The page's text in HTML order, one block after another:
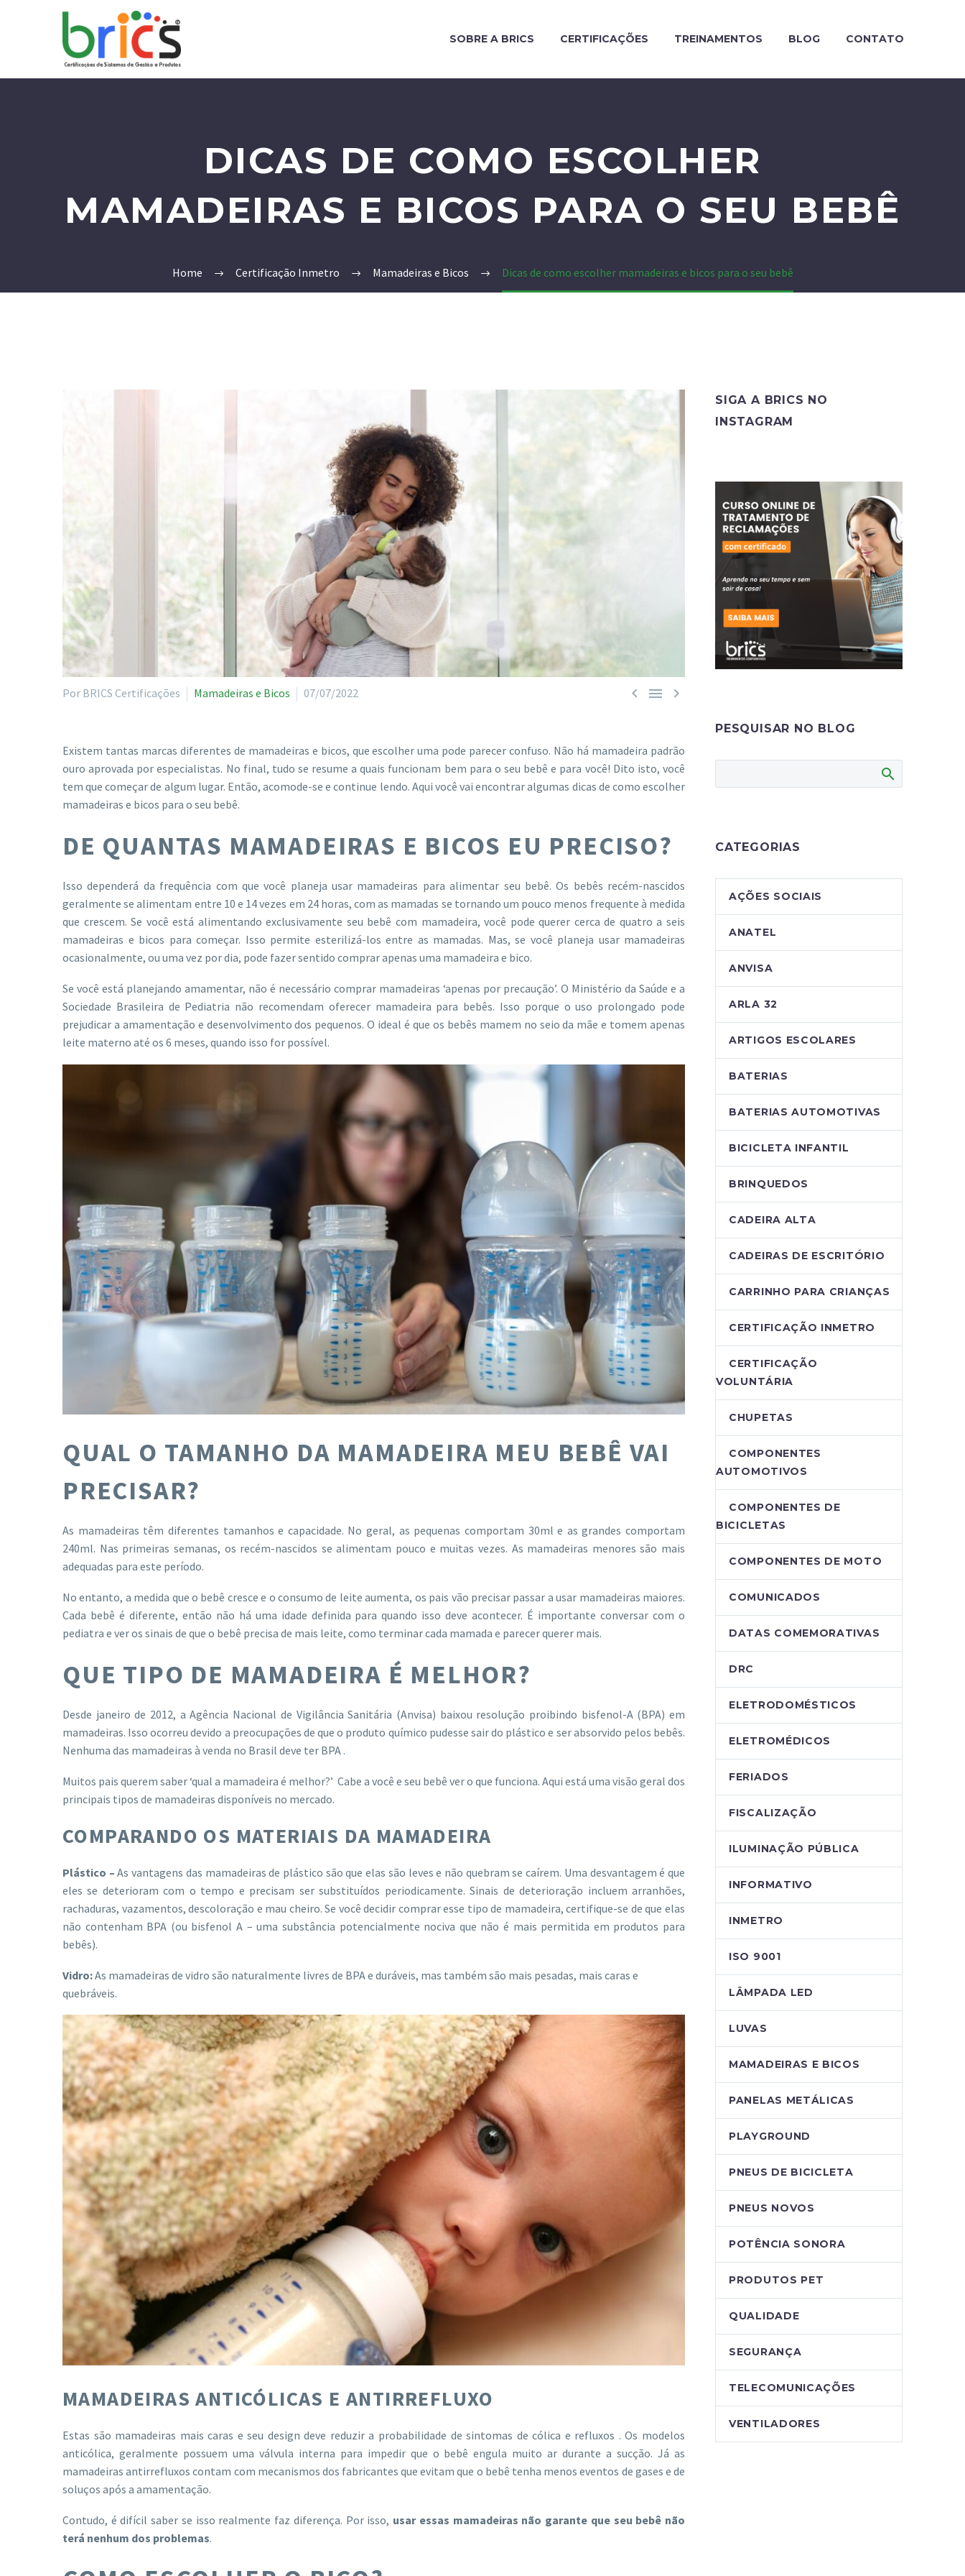
SOBRE A BRICS CERTIFICAÇÕES TREINAMENTOS BLOG CONTATO
DICAS DE COMO ESCOLHER
MAMADEIRAS E BICOS PARA O SEU BEBÊ
Home Certificação Inmetro Mamadeiras e Bicos Dicas de como escolher mamadeiras e bicos para o seu bebê
  
Por BRICS Certificações Mamadeiras e Bicos 07/07/2022
Existem tantas marcas diferentes de mamadeiras e bicos, que escolher uma pode parecer confuso. Não há mamadeira padrão
ouro aprovada por especialistas. No final, tudo se resume a quais funcionam bem para o seu bebê e para você! Dito isto, você
tem que começar de algum lugar. Então, acomode-se e continue lendo. Aqui você vai encontrar algumas dicas de como escolher
mamadeiras e bicos para o seu bebê.
DE QUANTAS MAMADEIRAS E BICOS EU PRECISO?
Isso dependerá da frequência com que você planeja usar mamadeiras para alimentar seu bebê. Os bebês recém-nascidos
geralmente se alimentam entre 10 e 14 vezes em 24 horas, com as mamadas se tornando um pouco menos frequente à medida
que crescem. Se você está alimentando exclusivamente seu bebê com mamadeira, você pode querer cerca de quatro a seis
mamadeiras e bicos para começar. Isso permite esterilizá-los entre as mamadas. Mas, se você planeja usar mamadeiras
ocasionalmente, ou uma vez por dia, pode fazer sentido comprar apenas uma mamadeira e bico.
Se você está planejando amamentar, não é necessário comprar mamadeiras ‘apenas por precaução’. O Ministério da Saúde e a
Sociedade Brasileira de Pediatria não recomendam oferecer mamadeira para bebês. Isso porque o uso prolongado pode
prejudicar a amamentação e desenvolvimento dos pequenos. O ideal é que os bebês mamem no seio da mãe e tomem apenas
leite materno até os 6 meses, quando isso for possível.
QUAL O TAMANHO DA MAMADEIRA MEU BEBÊ VAI
PRECISAR?
As mamadeiras têm diferentes tamanhos e capacidade. No geral, as pequenas comportam 30ml e as grandes comportam
240ml. Nas primeiras semanas, os recém-nascidos se alimentam pouco e muitas vezes. As mamadeiras menores são mais
adequadas para este período.
No entanto, a medida que o bebê cresce e o consumo de leite aumenta, os pais vão precisar passar a usar mamadeiras maiores.
Cada bebê é diferente, então não há uma idade definida para quando isso deve acontecer. É importante conversar com o
pediatra e ver os sinais de que o bebê precisa de mais leite, como terminar cada mamada e parecer querer mais.
QUE TIPO DE MAMADEIRA É MELHOR?
Desde janeiro de 2012, a Agência Nacional de Vigilância Sanitária (Anvisa) baixou resolução proibindo bisfenol-A (BPA) em
mamadeiras. Isso ocorreu devido a preocupações de que o produto químico pudesse sair do plástico e ser absorvido pelos bebês.
Nenhuma das mamadeiras à venda no Brasil deve ter BPA .
Muitos pais querem saber ‘qual a mamadeira é melhor?’ Cabe a você e seu bebê ver o que funciona. Aqui está uma visão geral dos
principais tipos de mamadeiras disponíveis no mercado.
COMPARANDO OS MATERIAIS DA MAMADEIRA
Plástico – As vantagens das mamadeiras de plástico são que elas são leves e não quebram se caírem. Uma desvantagem é que
eles se deterioram com o tempo e precisam ser substituídos periodicamente. Sinais de deterioração incluem arranhões,
rachaduras, vazamentos, descoloração e mau cheiro. Se você decidir comprar esse tipo de mamadeira, certifique-se de que elas
não contenham BPA (ou bisfenol A – uma substância potencialmente nociva que não é mais permitida em produtos para
bebês).
Vidro:As mamadeiras de vidro são naturalmente livres de BPA e duráveis, mas também são mais pesadas, mais caras e
quebráveis.
MAMADEIRAS ANTICÓLICAS E ANTIRREFLUXO
Estas são mamadeiras mais caras e seu design deve reduzir a probabilidade desintomas de cólica e refluxos . Os modelos
anticólica, geralmente possuem uma válvula interna para impedir que o bebê engula muito ar durante a sucção. Já as
mamadeiras antirrefluxos contam com mecanismos dos fabricantes que evitam que o bebê tenha menos eventos de gases e de
soluços após a amamentação.
Contudo, é difícil saber se isso realmente faz diferença. Por isso, usar essas mamadeiras não garante que seu bebê não
terá nenhum dos problemas.
SIGA A BRICS NO
INSTAGRAM
PESQUISAR NO BLOG
CATEGORIAS
AÇÕES SOCIAIS
ANATEL
ANVISA
ARLA 32
ARTIGOS ESCOLARES
BATERIAS
BATERIAS AUTOMOTIVAS
BICICLETA INFANTIL
BRINQUEDOS
CADEIRA ALTA
CADEIRAS DE ESCRITÓRIO
CARRINHO PARA CRIANÇAS
CERTIFICAÇÃO INMETRO
CERTIFICAÇÃO
VOLUNTÁRIA
CHUPETAS
COMPONENTES
AUTOMOTIVOS
COMPONENTES DE
BICICLETAS
COMPONENTES DE MOTO
COMUNICADOS
DATAS COMEMORATIVAS
DRC
ELETRODOMÉSTICOS
ELETROMÉDICOS
FERIADOS
FISCALIZAÇÃO
ILUMINAÇÃO PÚBLICA
INFORMATIVO
INMETRO
ISO 9001
LÂMPADA LED
LUVAS
MAMADEIRAS E BICOS
PANELAS METÁLICAS
PLAYGROUND
PNEUS DE BICICLETA
PNEUS NOVOS
POTÊNCIA SONORA
PRODUTOS PET
QUALIDADE
SEGURANÇA
TELECOMUNICAÇÕES
VENTILADORES